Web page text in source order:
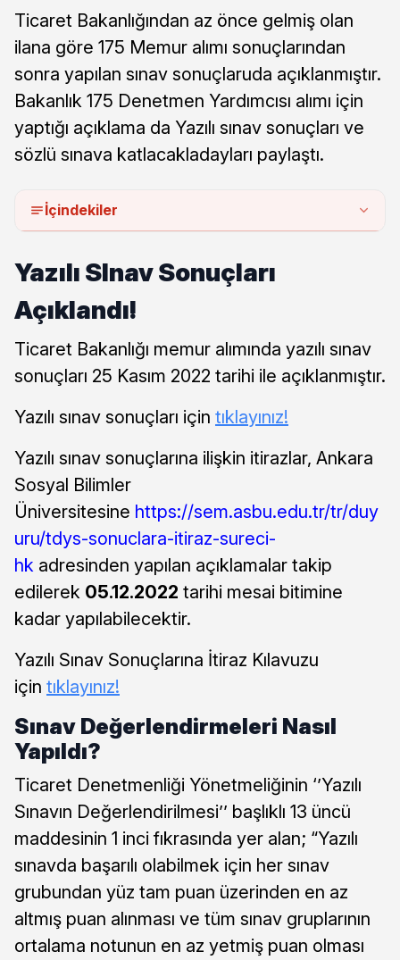
Ticaret Bakanlığından az önce gelmiş olan
ilana göre 175 Memur alımı sonuçlarından
sonra yapılan sınav sonuçlaruda açıklanmıştır.
Bakanlık 175 Denetmen Yardımcısı alımı için
yaptığı açıklama da Yazılı sınav sonuçları ve
sözlü sınava katlacakladayları paylaştı.
İçindekiler
Yazılı SInav Sonuçları
Açıklandı!
Ticaret Bakanlığı memur alımında yazılı sınav
sonuçları 25 Kasım 2022 tarihi ile açıklanmıştır.
Yazılı sınav sonuçları için tıklayınız!
Yazılı sınav sonuçlarına ilişkin itirazlar, Ankara
Sosyal Bilimler
Üniversitesine https://sem.asbu.edu.tr/tr/duy
uru/tdys-sonuclara-itiraz-sureci-
hk adresinden yapılan açıklamalar takip
edilerek 05.12.2022 tarihi mesai bitimine
kadar yapılabilecektir.
Yazılı Sınav Sonuçlarına İtiraz Kılavuzu
için tıklayınız!
Sınav Değerlendirmeleri Nasıl
Yapıldı?
Ticaret Denetmenliği Yönetmeliğinin ‘’Yazılı
Sınavın Değerlendirilmesi’’ başlıklı 13 üncü
maddesinin 1 inci fıkrasında yer alan; “Yazılı
sınavda başarılı olabilmek için her sınav
grubundan yüz tam puan üzerinden en az
altmış puan alınması ve tüm sınav gruplarının
ortalama notunun en az yetmiş puan olması